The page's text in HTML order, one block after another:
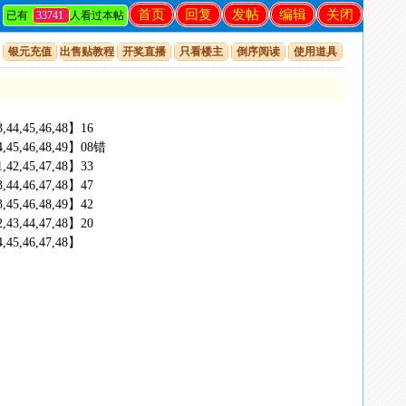
关闭
编辑
发帖
回复
首页
已有 33741 人看过本帖
银元充值 出售贴教程 开奖直播 只看楼主 倒序阅读 使用道具
】16
】08错
】33
】47
】42
】20
】